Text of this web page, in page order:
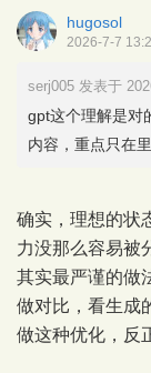
hugosol
2026-7-7
serj005 发表于
gpt这个理解是对
内容，重点只在
确实，理想的状
力没那么容易被
其实最严谨的做
做对比，看生成
做这种优化，反